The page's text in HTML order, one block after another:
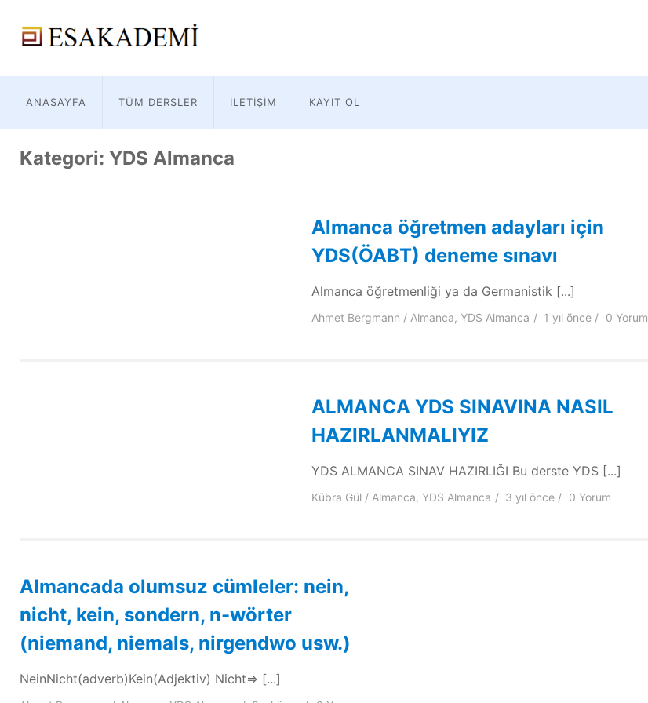
ANASAYFA TÜM DERSLER İLETIŞIM KAYIT OL
Kategori: YDS Almanca
Almanca öğretmen adayları için
YDS(ÖABT) deneme sınavı
Almanca öğretmenliği ya da Germanistik [...]
Ahmet Bergmann Almanca,YDS Almanca 1 yılönce 0 Yorum
ALMANCA YDS SINAVINA NASIL
HAZIRLANMALIYIZ
YDS ALMANCA SINAV HAZIRLIĞI Bu derste YDS [...]
Kübra Gül Almanca,YDS Almanca 3 yılönce 0 Yorum
Almancada olumsuz cümleler: nein,
nicht, kein, sondern, n-wörter
(niemand, niemals, nirgendwo usw.)
NeinNicht(adverb)Kein(Adjektiv) Nicht=> [...]